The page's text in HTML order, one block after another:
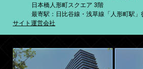
日本橋人形町スクエア 3階
最寄駅：日比谷線・浅草線「人形町駅」
サイト運営会社